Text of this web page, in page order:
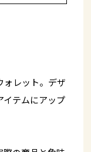
ォレット。デザ
イテムにアップ